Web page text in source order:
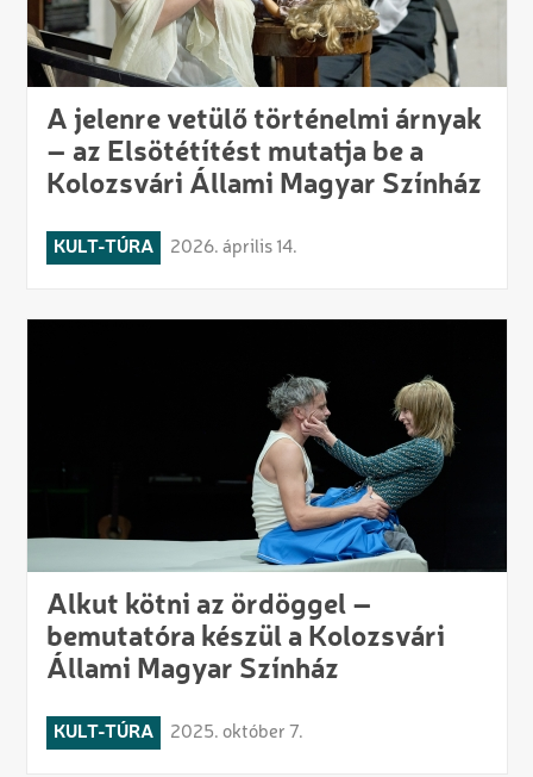
A jelenre vetülő történelmi árnyak
– az Elsötétítést mutatja be a
Kolozsvári Állami Magyar Színház
KULT-TÚRA 2026. április 14.
Alkut kötni az ördöggel –
bemutatóra készül a Kolozsvári
Állami Magyar Színház
KULT-TÚRA 2025. október 7.